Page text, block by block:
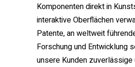
Komponenten direkt in
interaktive Oberflächen
Patente, an weltweit
Forschung und Entwicklung
unsere Kunden